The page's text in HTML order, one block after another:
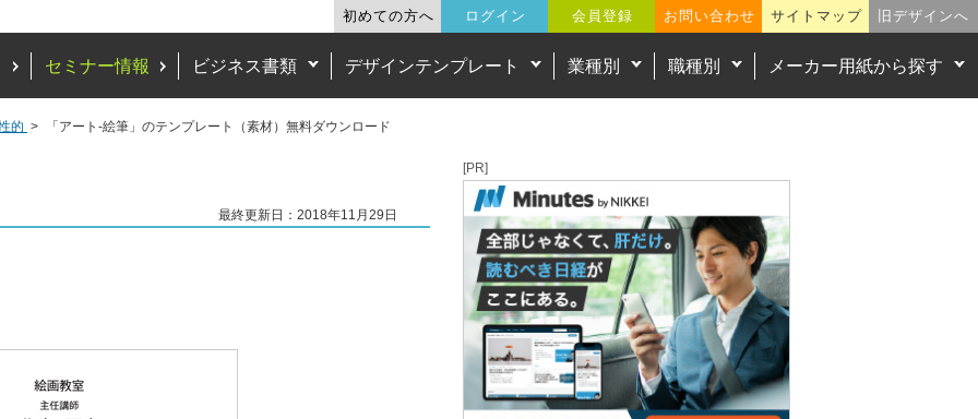
初めての方へ ログイン 会員登録 お問い合わせ サイトマップ 旧デザインへ
セミナー情報 ビジネス書類 デザインテンプレート 業種別 職種別 メーカー用紙から探す
的 「アート‐絵筆」のテンプレート（素材）無料ダウンロード
最終更新日：2018年11月29日
[PR]